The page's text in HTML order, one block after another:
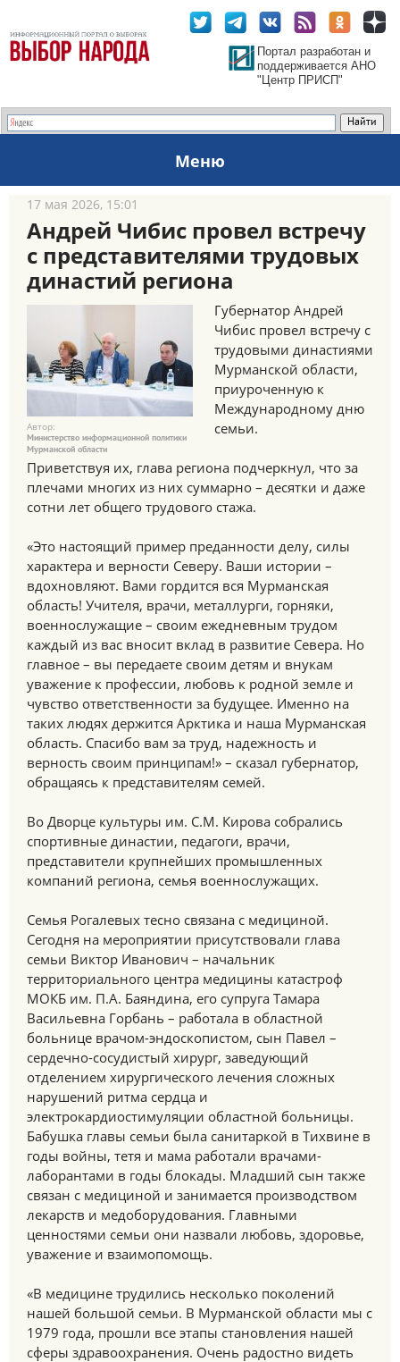
Портал разработан и
поддерживается АНО
"Центр ПРИСП"
Меню
17 мая 2026, 15:01
Андрей Чибис провел встречу
с представителями трудовых
династий региона
Автор:
Министерство информационной политики
Мурманской области
Губернатор Андрей
Чибис провел встречу с
трудовыми династиями
Мурманской области,
приуроченную к
Международному дню
семьи.
Приветствуя их, глава региона подчеркнул, что за
плечами многих из них суммарно – десятки и даже
сотни лет общего трудового стажа.
«Это настоящий пример преданности делу, силы
характера и верности Северу. Ваши истории –
вдохновляют. Вами гордится вся Мурманская
область! Учителя, врачи, металлурги, горняки,
военнослужащие – своим ежедневным трудом
каждый из вас вносит вклад в развитие Севера. Но
главное – вы передаете своим детям и внукам
уважение к профессии, любовь к родной земле и
чувство ответственности за будущее. Именно на
таких людях держится Арктика и наша Мурманская
область. Спасибо вам за труд, надежность и
верность своим принципам!» – сказал губернатор,
обращаясь к представителям семей.
Во Дворце культуры им. С.М. Кирова собрались
спортивные династии, педагоги, врачи,
представители крупнейших промышленных
компаний региона, семья военнослужащих.
Семья Рогалевых тесно связана с медициной.
Сегодня на мероприятии присутствовали глава
семьи Виктор Иванович – начальник
территориального центра медицины катастроф
МОКБ им. П.А. Баяндина, его супруга Тамара
Васильевна Горбань – работала в областной
больнице врачом-эндоскопистом, сын Павел –
сердечно-сосудистый хирург, заведующий
отделением хирургического лечения сложных
нарушений ритма сердца и
электрокардиостимуляции областной больницы.
Бабушка главы семьи была санитаркой в Тихвине в
годы войны, тетя и мама работали врачами-
лаборантами в годы блокады. Младший сын также
связан с медициной и занимается производством
лекарств и медоборудования. Главными
ценностями семьи они назвали любовь, здоровье,
уважение и взаимопомощь.
«В медицине трудились несколько поколений
нашей большой семьи. В Мурманской области мы с
1979 года, прошли все этапы становления нашей
сферы здравоохранения. Очень радостно видеть